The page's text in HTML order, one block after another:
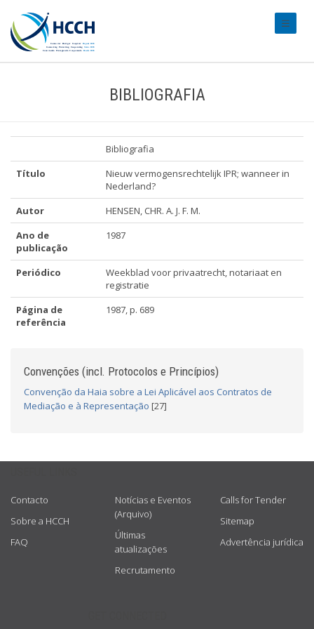
BIBLIOGRAFIA
Bibliografia
Título
Nieuw vermogensrechtelijk IPR; wanneer in
Nederland?
Autor
HENSEN, CHR. A. J. F. M.
Ano de
publicação
1987
Periódico
Weekblad voor privaatrecht, notariaat en
registratie
Página de
referência
1987, p. 689
Convenções (incl. Protocolos e Princípios)
Convenção da Haia sobre a Lei Aplicável aos Contratos de
Mediação e à Representação [27]
Contacto
Sobre a HCCH
FAQ
Notícias e Eventos
(Arquivo)
Últimas
atualizações
Recrutamento
Calls for Tender
Sitemap
Advertência jurídica